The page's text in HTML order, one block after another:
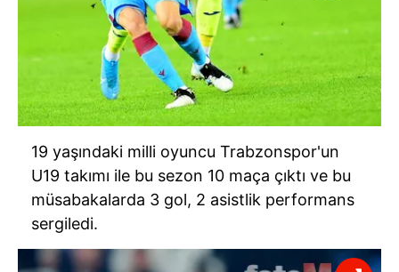
19 yaşındaki milli oyuncu Trabzonspor'un
U19 takımı ile bu sezon 10 maça çıktı ve bu
müsabakalarda 3 gol, 2 asistlik performans
sergiledi.